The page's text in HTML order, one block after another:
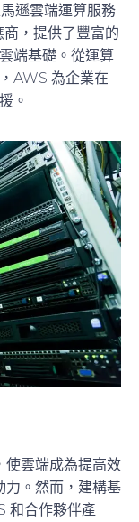
遜雲端運算服務
商，提供了豐富的
端基礎。從運算
AWS 為企業在
。
使雲端成為提高效
力。然而，建構基
和合作夥伴產